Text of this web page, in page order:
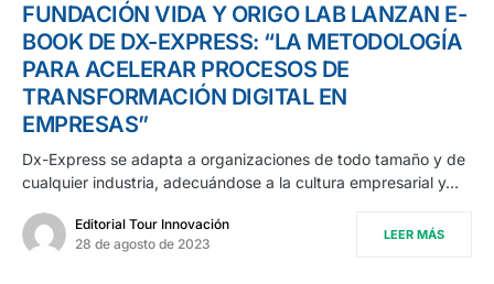
FUNDACIÓN VIDA Y ORIGO LAB LANZAN E-
BOOK DE DX-EXPRESS: “LA METODOLOGÍA
PARA ACELERAR PROCESOS DE
TRANSFORMACIÓN DIGITAL EN
EMPRESAS”
Dx-Express se adapta a organizaciones de todo tamaño y de
cualquier industria, adecuándose a la cultura empresarial y…
Editorial Tour Innovación
28 de agosto de 2023
LEER MÁS